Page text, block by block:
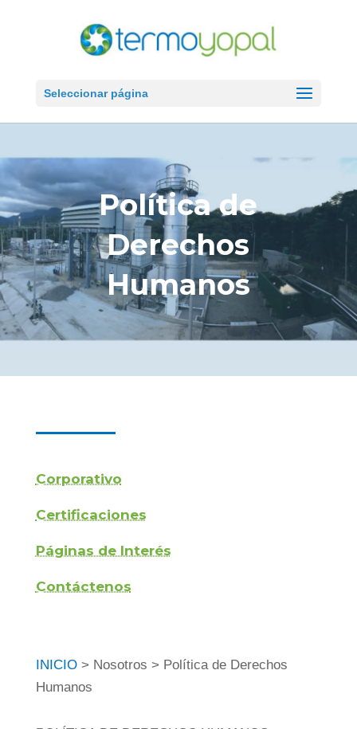
Seleccionar página
Política de
Derechos
Humanos
Corporativo
Certificaciones
Páginas de Interés
Contáctenos
INICIO> Nosotros > Política de Derechos
Humanos